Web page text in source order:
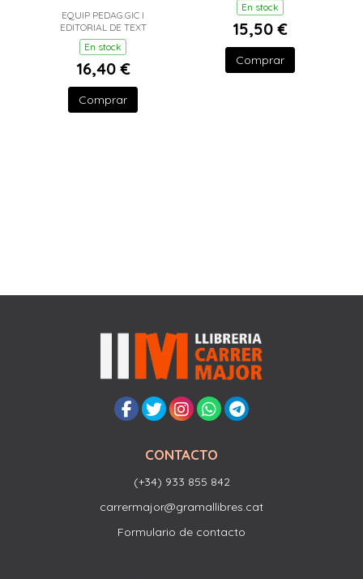
EQUIP PEDAG.GIC I
EDITORIAL DE TEXT
En stock
16,40 €
Comprar
En stock
15,50 €
Comprar
CONTACTO
(+34) 933 855 842
carrermajor@gramallibres.cat
Formulario de contacto